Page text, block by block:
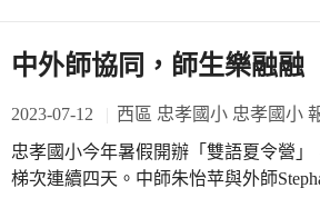
只要滿6人就開班，烈日當空，大家還
就是要陪學生快快樂樂過暑假，多麼
別把時間錯開了。 輔導室的學習扶助暑假班也滿檔，一口氣開了四個班，數學與閱
讀為主外，桌遊、平板、美勞…全上場
氣，觀賞教學影片，難怪每天出席率高又高。 五年級陳生家長表示:我
感謝學校精心規劃各項活動，孩子上
中外師協同，師生樂融融
2023-07-12 西區 忠孝國小 忠孝國小
忠孝國小今年暑假開辦「雙語夏令營
梯次連續四天。中師朱怡苹與外師